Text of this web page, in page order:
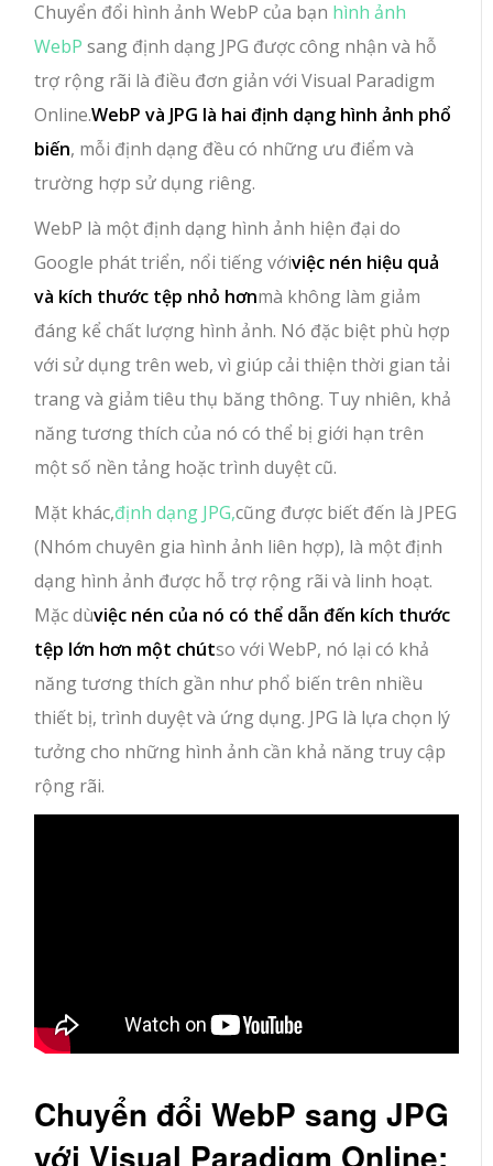
Chuyển đổi hình ảnh WebP của bạn hình ảnh
WebP sang định dạng JPG được công nhận và hỗ
trợ rộng rãi là điều đơn giản với Visual Paradigm
Online.WebP và JPG là hai định dạng hình ảnh phổ
biến, mỗi định dạng đều có những ưu điểm và
trường hợp sử dụng riêng.
WebP là một định dạng hình ảnh hiện đại do
Google phát triển, nổi tiếng vớiviệc nén hiệu quả
và kích thước tệp nhỏ hơnmà không làm giảm
đáng kể chất lượng hình ảnh. Nó đặc biệt phù hợp
với sử dụng trên web, vì giúp cải thiện thời gian tải
trang và giảm tiêu thụ băng thông. Tuy nhiên, khả
năng tương thích của nó có thể bị giới hạn trên
một số nền tảng hoặc trình duyệt cũ.
Mặt khác,định dạng JPG,cũng được biết đến là JPEG
(Nhóm chuyên gia hình ảnh liên hợp), là một định
dạng hình ảnh được hỗ trợ rộng rãi và linh hoạt.
Mặc dùviệc nén của nó có thể dẫn đến kích thước
tệp lớn hơn một chútso với WebP, nó lại có khả
năng tương thích gần như phổ biến trên nhiều
thiết bị, trình duyệt và ứng dụng. JPG là lựa chọn lý
tưởng cho những hình ảnh cần khả năng truy cập
rộng rãi.
Chuyển đổi WebP sang JPG
với Visual Paradigm Online: